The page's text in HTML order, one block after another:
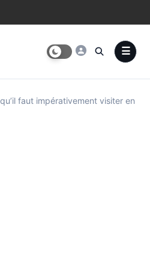
faut impérativement visiter en